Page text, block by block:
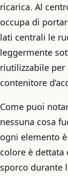
ricarica. Al
occupa di
lati centrali le
leggermente
riutilizzabile
contenitore
Come puoi
nessuna cosa
ogni elemento
colore è dettata
sporco durante